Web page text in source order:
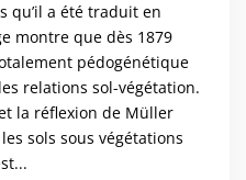
qu’il a été traduit en
montre que dès 1879
pédogénétique
relations sol-végétation.
la réflexion de Müller
sols sous végétations